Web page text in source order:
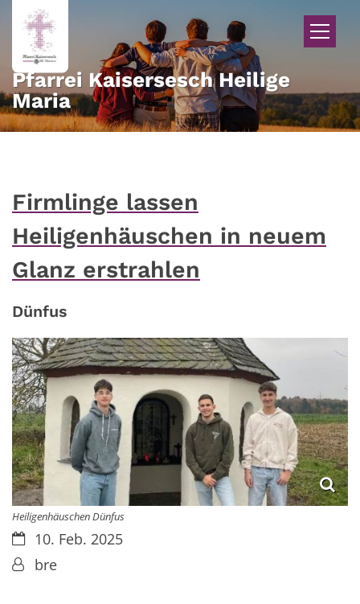
Zum Inhalt springen
Pfarrei Kaisersesch Heilige
Maria
Firmlinge lassen
Heiligenhäuschen in neuem
Glanz erstrahlen
Dünfus
Heiligenhäuschen Dünfus
Datum:10. Feb. 2025
Von:bre